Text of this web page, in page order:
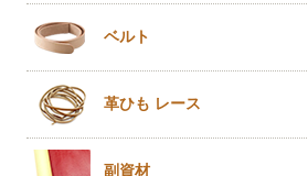
ベルト
革ひも レース
副資材